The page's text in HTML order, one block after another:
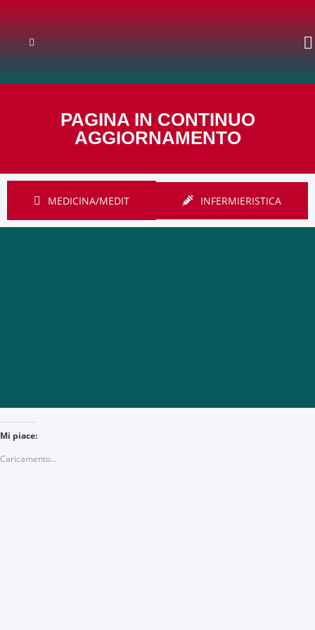
PAGINA IN CONTINUO
AGGIORNAMENTO
MEDICINA/MEDIT INFERMIERISTICA
Mi piace:
Caricamento...